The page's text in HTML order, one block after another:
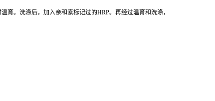
。洗涤后，加入亲和素标记过的HRP。再经过温育和洗涤，